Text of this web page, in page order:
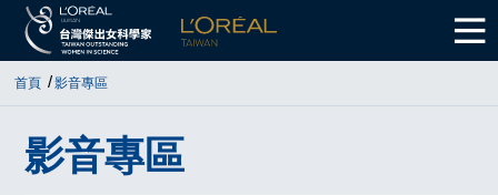
首頁 影音專區
影音專區